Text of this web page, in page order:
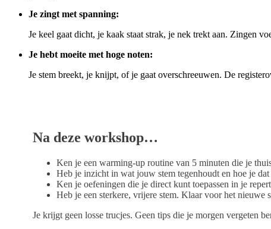
Je zingt met spanning:
Je keel gaat dicht, je kaak staat strak, je nek trekt aan. Zingen
Je hebt moeite met hoge noten:
Je stem breekt, je knijpt, of je gaat overschreeuwen. De
Na deze workshop…
Ken je een warming-up routine van 5 minuten die je
Heb je inzicht in wat jouw stem tegenhoudt en hoe je dat
Ken je oefeningen die je direct kunt toepassen in je
Heb je een sterkere, vrijere stem. Klaar voor het nieuwe
Je krijgt geen losse trucjes. Geen tips die je morgen vergeten